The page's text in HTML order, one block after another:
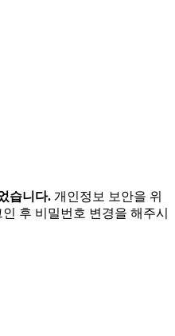
습니다. 개인정보 보안을 위
후 비밀번호 변경을 해주시